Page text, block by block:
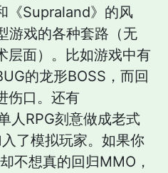
《Supraland》的风
游戏的各种套路（无
层面）。比如游戏中有
的龙形BOSS，而回
伤口。还有
人RPG刻意做成老式
了模拟玩家。如果你
不想真的回归MMO，